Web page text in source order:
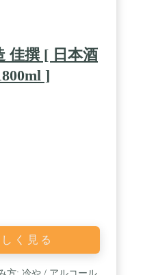
佳撰 [ 日本酒
]
く見る